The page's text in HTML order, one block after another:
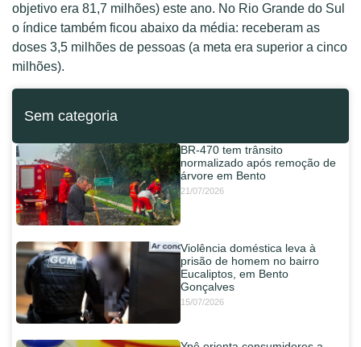
objetivo era 81,7 milhões) este ano. No Rio Grande do Sul
o índice também ficou abaixo da média: receberam as
doses 3,5 milhões de pessoas (a meta era superior a cinco
milhões).
Sem categoria
BR-470 tem trânsito
normalizado após remoção de
árvore em Bento
21/07/2026
Violência doméstica leva à
prisão de homem no bairro
Eucaliptos, em Bento
Gonçalves
15/07/2026